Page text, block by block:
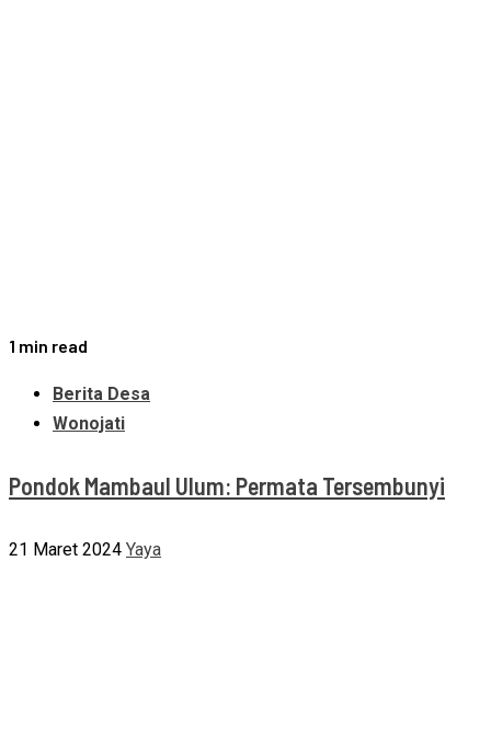
1 min read
Berita Desa
Wonojati
Pondok Mambaul Ulum: Permata Tersembunyi
21 Maret 2024 Yaya